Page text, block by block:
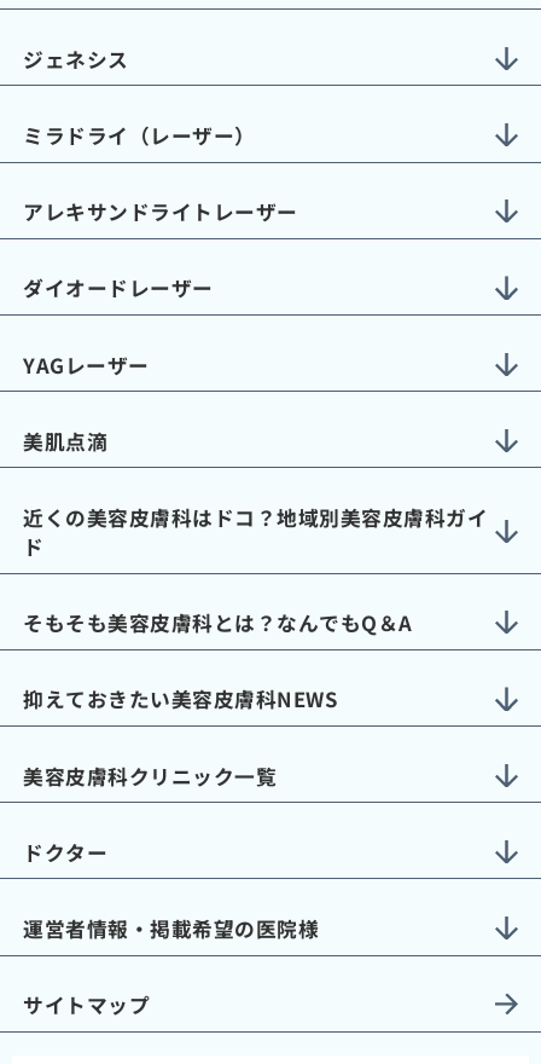
ジェネシス
ミラドライ（レーザー）
アレキサンドライトレーザー
ダイオードレーザー
YAGレーザー
美肌点滴
近くの美容皮膚科はドコ？地域別美容皮膚科ガイ
ド
そもそも美容皮膚科とは？なんでもQ＆A
抑えておきたい美容皮膚科NEWS
美容皮膚科クリニック一覧
ドクター
運営者情報・掲載希望の医院様
サイトマップ